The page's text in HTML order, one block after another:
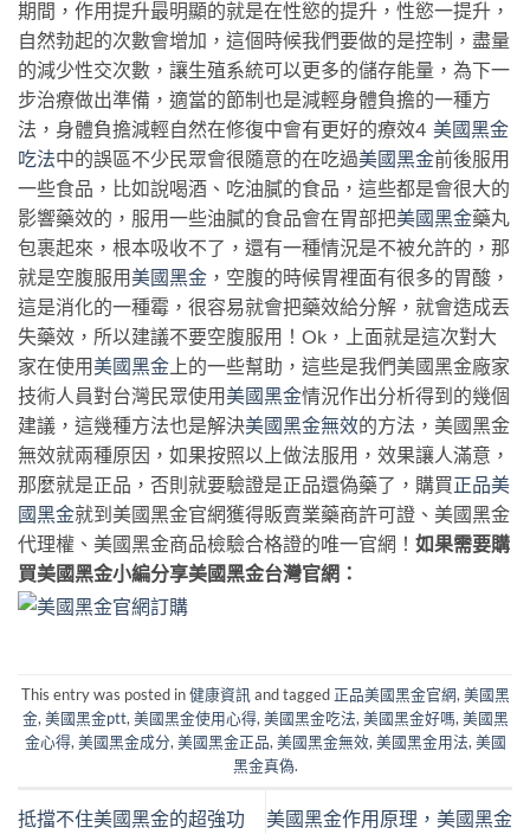
期間，作用提升最明顯的就是在性慾的提升，性慾一提升，
自然勃起的次數會增加，這個時候我們要做的是控制，盡量
的減少性交次數，讓生殖系統可以更多的儲存能量，為下一
步治療做出準備，適當的節制也是減輕身體負擔的一種方
法，身體負擔減輕自然在修復中會有更好的療效4 美國黑金
吃法中的誤區不少民眾會很隨意的在吃過美國黑金前後服用
一些食品，比如說喝酒、吃油膩的食品，這些都是會很大的
影響藥效的，服用一些油膩的食品會在胃部把美國黑金藥丸
包裹起來，根本吸收不了，還有一種情況是不被允許的，那
就是空腹服用 美國黑金 ，空腹的時候胃裡面有很多的胃酸，
這是消化的一種霉，很容易就會把藥效給分解，就會造成丟
失藥效，所以建議不要空腹服用！Ok，上面就是這次對大
家在使用 美國黑金 上的一些幫助，這些是我們美國黑金廠家
技術人員對台灣民眾使用 美國黑金情況作出分析得到的幾個
建議，這幾種方法也是解決美國黑金無效的方法，美國黑金
無效就兩種原因，如果按照以上做法服用，效果讓人滿意，
那麼就是正品，否則就要驗證是正品還偽藥了，購買正品美
國黑金就到美國黑金官網獲得販賣業藥商許可證、美國黑金
代理權、美國黑金商品檢驗合格證的唯一官網！ 如果需要購
買美國黑金小編分享美國黑金台灣官網：
This entry was posted in健康資訊 and tagged 正品美國黑金官網, 美國黑
金, 美國黑金ptt, 美國黑金使用心得, 美國黑金吃法, 美國黑金好嗎, 美國黑
金心得, 美國黑金成分, 美國黑金正品, 美國黑金無效, 美國黑金用法, 美國
黑金真偽.
抵擋不住美國黑金的超強功
美國黑金作用原理，美國黑金